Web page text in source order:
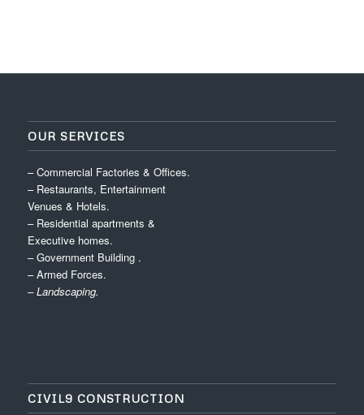
OUR SERVICES
– Commercial Factories & Offices.
– Restaurants, Entertainment
Venues & Hotels.
– Residential apartments &
Executive homes.
– Government Building .
– Armed Forces.
– Landscaping.
CIVIL9 CONSTRUCTION